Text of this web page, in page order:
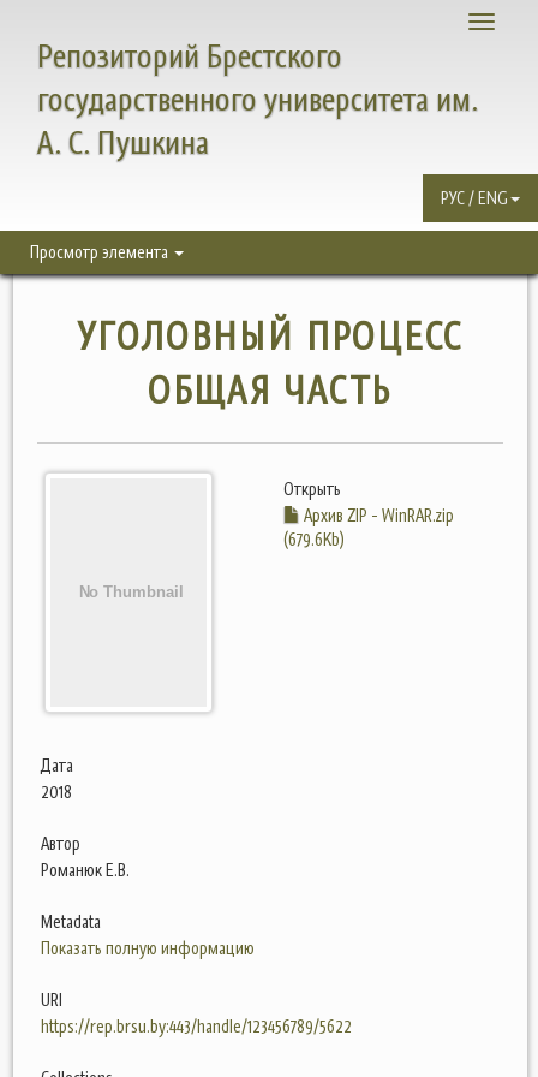
Toggle
Репозиторий Брестского
государственного университета им.
А. С. Пушкина
РУС / ENG
Просмотр элемента
УГОЛОВНЫЙ ПРОЦЕСС
ОБЩАЯ ЧАСТЬ
Открыть
Архив ZIP - WinRAR.zip
(679.6Kb)
Дата
2018
Автор
Романюк Е.В.
Metadata
Показать полную информацию
URI
https://rep.brsu.by:443/handle/123456789/5622